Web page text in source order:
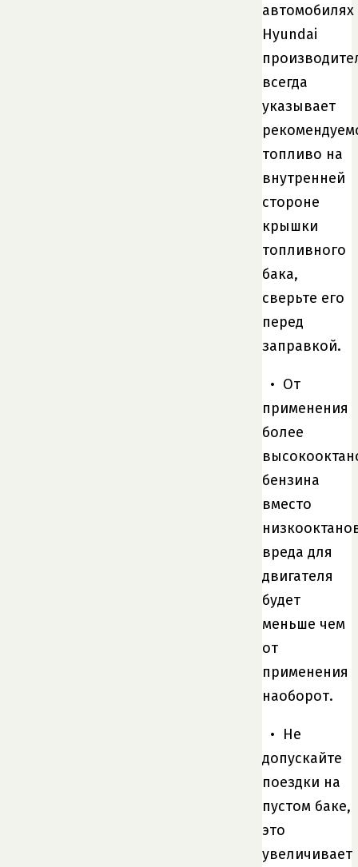
автомобилях
Hyundai
всегда
указывает
топливо на
внутренней
стороне
крышки
топливного
бака,
сверьте его
перед
заправкой.
• От
применения
более
бензина
вместо
вреда для
двигателя
будет
меньше чем
от
применения
наоборот.
• Не
допускайте
поездки на
пустом баке,
это
увеличивает